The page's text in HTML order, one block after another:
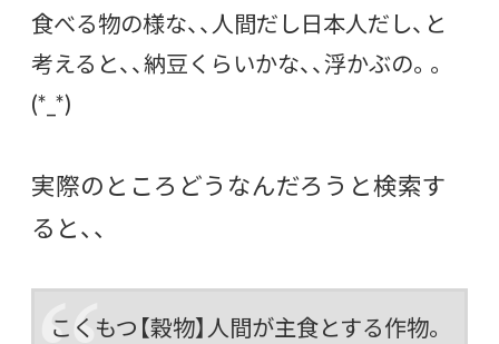
食べる物の様な、、人間だし日本人だし、と
考えると、、納豆くらいかな、、浮かぶの。。
(*_*)
実際のところどうなんだろうと検索す
ると、、
こくもつ 【穀物】人間が主食とする作物。